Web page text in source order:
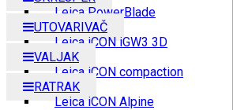
Leica PowerBlade
UTOVARIVAČ
Leica iCON iGW3 3D
VALJAK
Leica iCON compaction
RATRAK
Leica iCON Alpine